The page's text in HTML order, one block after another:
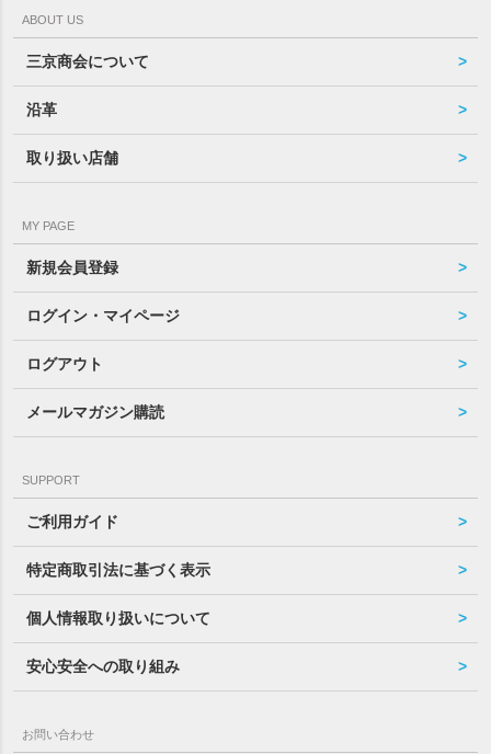
ABOUT US
三京商会について
沿革
取り扱い店舗
MY PAGE
新規会員登録
ログイン・マイページ
ログアウト
メールマガジン購読
SUPPORT
ご利用ガイド
特定商取引法に基づく表示
個人情報取り扱いについて
安心安全への取り組み
お問い合わせ